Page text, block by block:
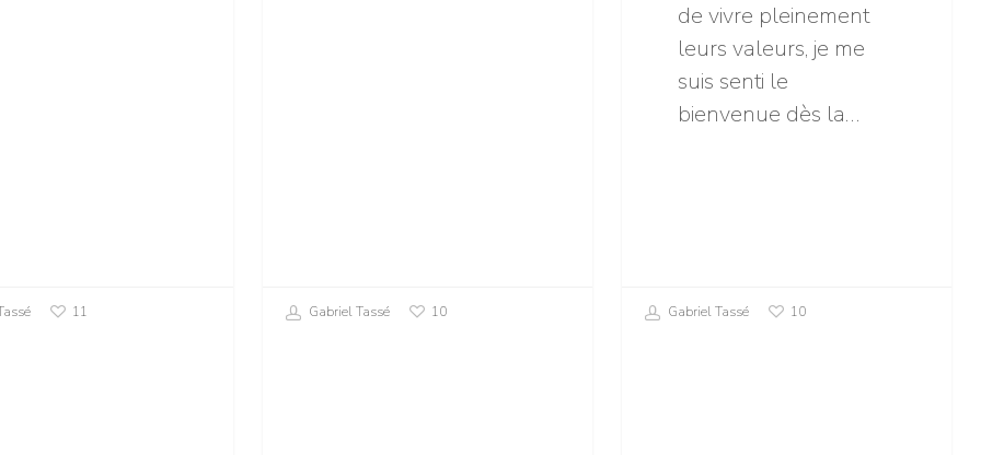
11 Gabriel Tassé 10
de vivre pleinement
leurs valeurs, je me
suis senti le
bienvenue dès la…
Gabriel Tassé 10